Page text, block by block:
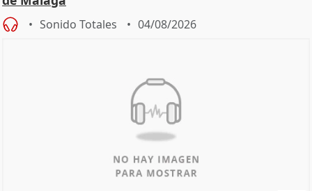
Sonido Totales 04/08/2026